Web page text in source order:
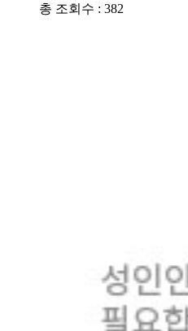
총 조회수 : 382